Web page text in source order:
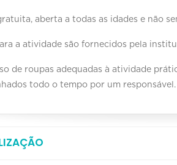
aberta a todas as idades e não
a atividade são fornecidos pela
de roupas adequadas à atividade
todo o tempo por um responsável.